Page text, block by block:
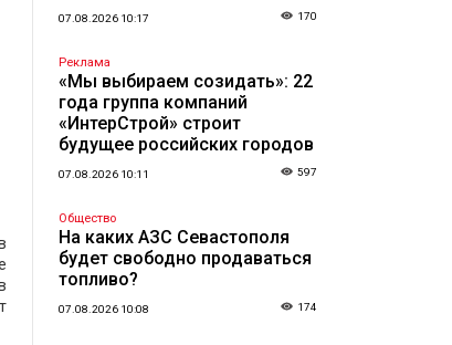
07.08.2026 10:17 170
Реклама
«Мы выбираем созидать»: 22
года группа компаний
«ИнтерСтрой» строит
будущее российских городов
07.08.2026 10:11 597
Общество
На каких АЗС Севастополя
будет свободно продаваться
топливо?
07.08.2026 10:08 174